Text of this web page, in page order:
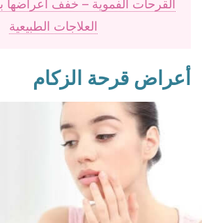
القرحات الفموية – خفف أعراضها
العلاجات الطبيعية
أعراض قرحة الزكام